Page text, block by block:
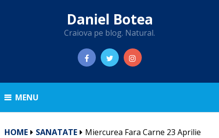
Daniel Botea
Craiova pe blog. Natural.
MENU
HOME SANATATE Miercurea Fara Carne 23 Aprilie